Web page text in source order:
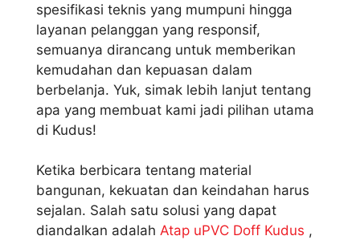
spesifikasi teknis yang mumpuni hingga
layanan pelanggan yang responsif,
semuanya dirancang untuk memberikan
kemudahan dan kepuasan dalam
berbelanja. Yuk, simak lebih lanjut tentang
apa yang membuat kami jadi pilihan utama
di Kudus!
Ketika berbicara tentang material
bangunan, kekuatan dan keindahan harus
sejalan. Salah satu solusi yang dapat
diandalkan adalah Atap uPVC Doff Kudus ,